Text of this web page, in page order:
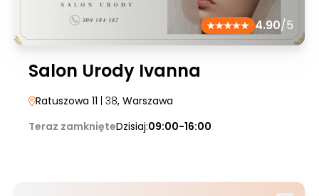
4.90/5
Salon Urody Ivanna
Ratuszowa 11 | 38, Warszawa
Teraz zamknięteDzisiaj:09:00-16:00